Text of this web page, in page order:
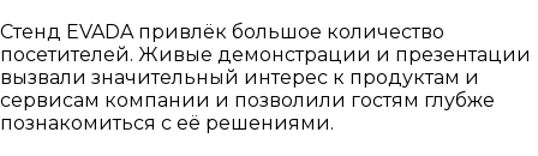
Стенд EVADA привлёк большое количество
посетителей. Живые демонстрации и презентации
вызвали значительный интерес к продуктам и
сервисам компании и позволили гостям глубже
познакомиться с её решениями.